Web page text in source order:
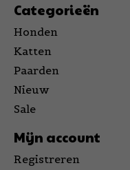
Categorieën
Honden
Katten
Paarden
Nieuw
Sale
Mijn account
Registreren